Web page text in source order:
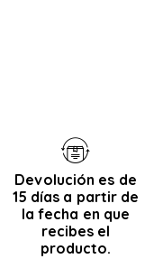
Devolución es de
15 días a partir de
la fecha en que
recibes el
producto.